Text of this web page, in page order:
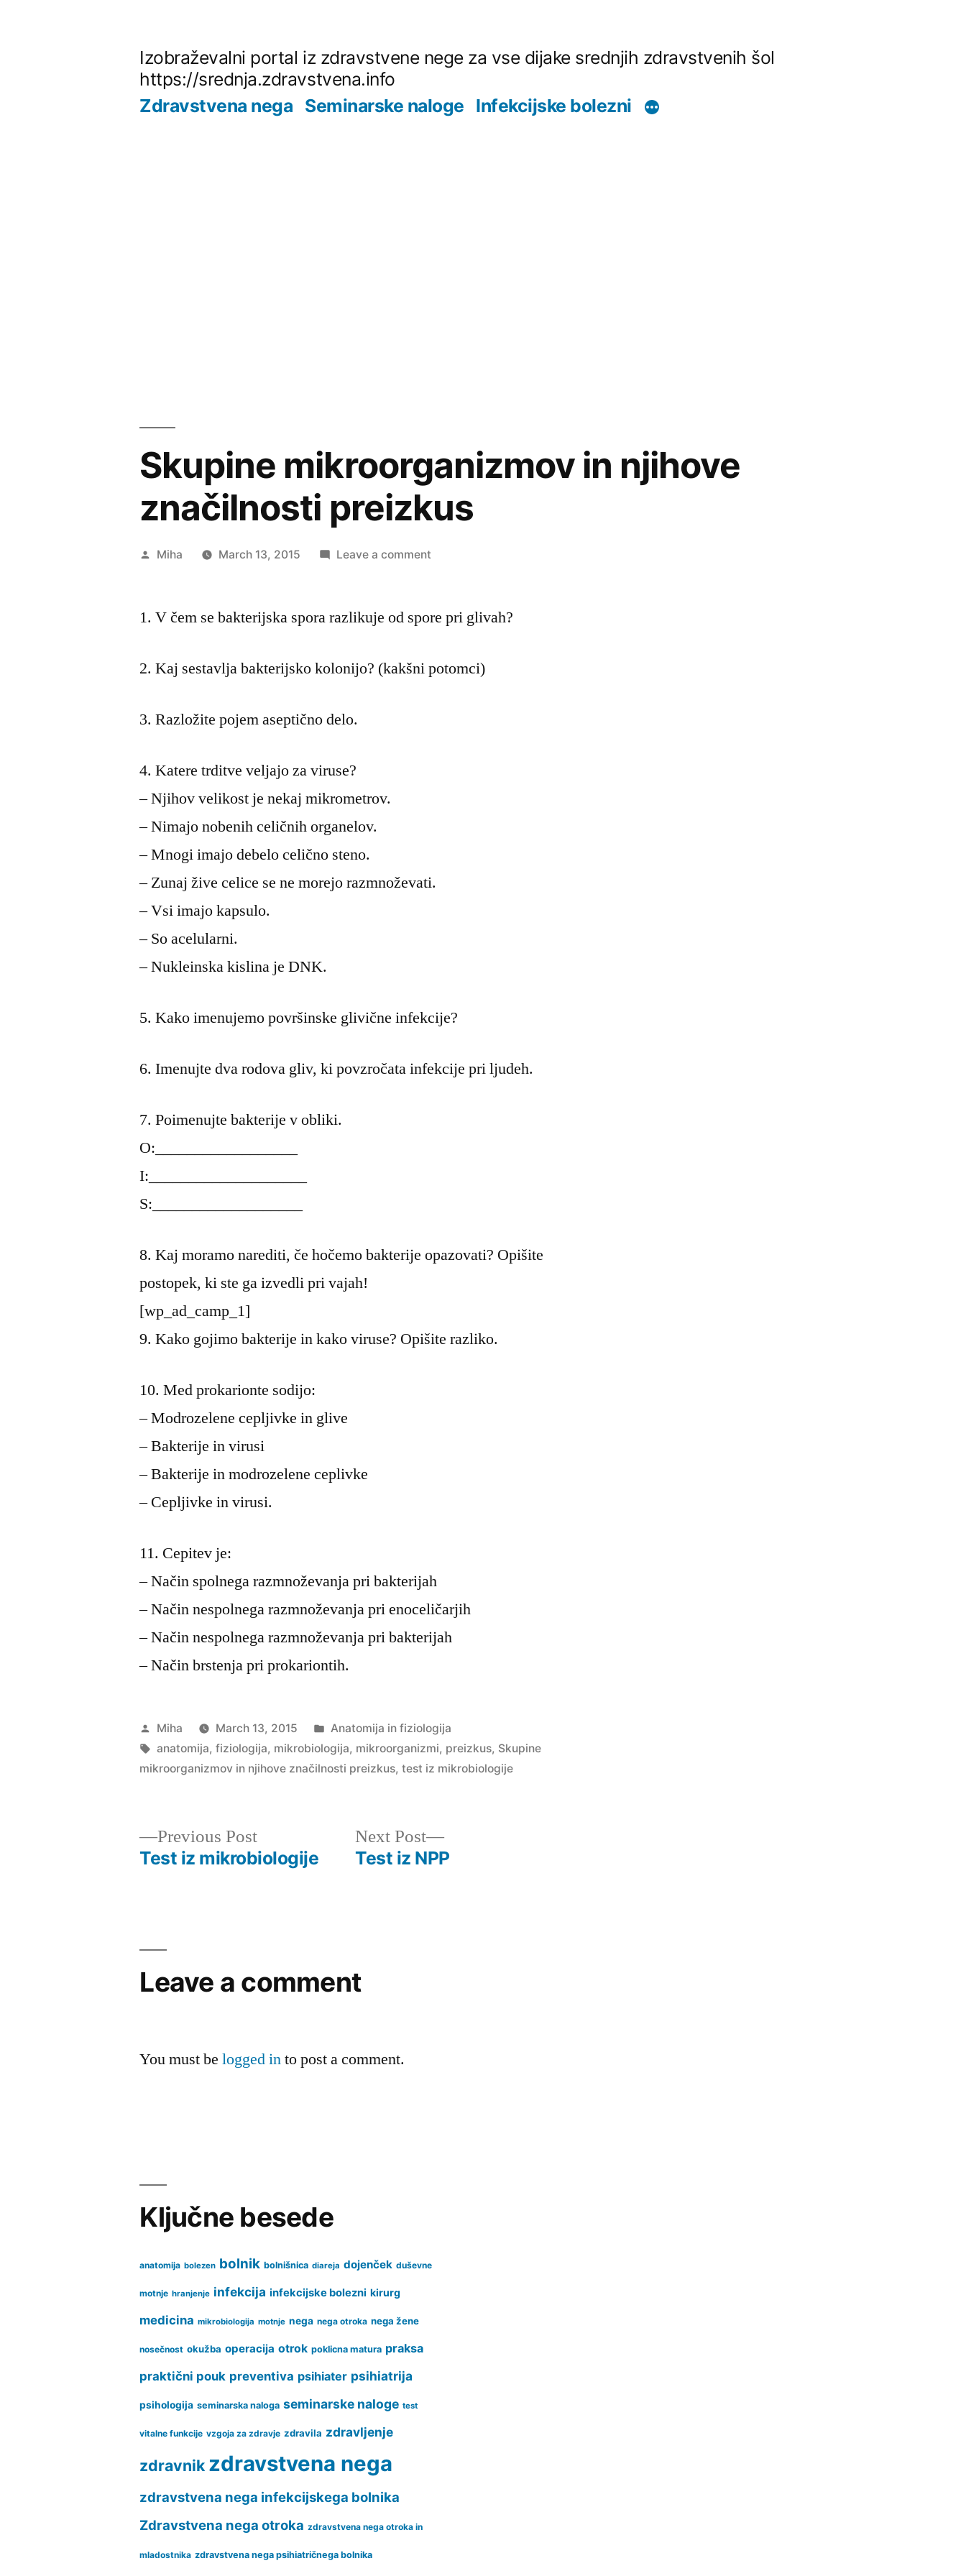
Izobraževalni portal iz zdravstvene nege za vse dijake srednjih zdravstvenih šol
https://srednja.zdravstvena.info
Zdravstvena nega Seminarske naloge Infekcijske bolezni
Skupine mikroorganizmov in njihove
značilnosti preizkus
Posted
Miha March 13, 2015 Leave a commenton
in
preizkus
1. V čem se bakterijska spora razlikuje od spore pri glivah?
2. Kaj sestavlja bakterijsko kolonijo? (kakšni potomci)
3. Razložite pojem aseptično delo.
4. Katere trditve veljajo za viruse?
– Njihov velikost je nekaj mikrometrov.
– Nimajo nobenih celičnih organelov.
– Mnogi imajo debelo celično steno.
– Zunaj žive celice se ne morejo razmnoževati.
– Vsi imajo kapsulo.
– So acelularni.
– Nukleinska kislina je DNK.
5. Kako imenujemo površinske glivične infekcije?
6. Imenujte dva rodova gliv, ki povzročata infekcije pri ljudeh.
7. Poimenujte bakterije v obliki.
O:__________________
I:____________________
S:___________________
8. Kaj moramo narediti, če hočemo bakterije opazovati? Opišite
postopek, ki ste ga izvedli pri vajah!
[wp_ad_camp_1]
9. Kako gojimo bakterije in kako viruse? Opišite razliko.
10. Med prokarionte sodijo:
– Modrozelene cepljivke in glive
– Bakterije in virusi
– Bakterije in modrozelene ceplivke
– Cepljivke in virusi.
11. Cepitev je:
– Način spolnega razmnoževanja pri bakterijah
– Način nespolnega razmnoževanja pri enoceličarjih
– Način nespolnega razmnoževanja pri bakterijah
– Način brstenja pri prokariontih.
Posted
by
Miha March 13, 2015
Posted
in
Anatomija in fiziologija
Tags:
anatomija,fiziologija, mikrobiologija, mikroorganizmi, preizkus, Skupine
mikroorganizmov in njihove značilnosti preizkus,test iz mikrobiologije
Previous PostPrevious
post:
Test iz mikrobiologije
Next Post
Next
post:
Test iz NPP
Leave a comment
You must belogged into post a comment.
Ključne besede
anatomija bolezen bolnik bolnišnica diareja dojenček duševne
motnje hranjenje infekcija infekcijske bolezni kirurg
medicina mikrobiologija motnje nega nega otroka nega žene
nosečnost okužba operacija otrok poklicna matura praksa
praktični pouk preventiva psihiater psihiatrija
psihologija seminarska naloga seminarske naloge test
vitalne funkcije vzgoja za zdravje zdravila zdravljenje
zdravnik zdravstvena nega
zdravstvena nega infekcijskega bolnika
Zdravstvena nega otroka zdravstvena nega otroka in
mladostnika zdravstvena nega psihiatričnega bolnika